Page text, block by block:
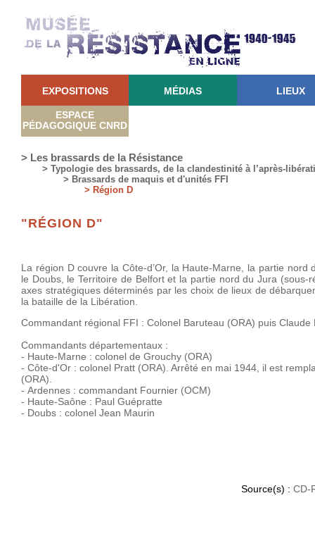
EXPOSITIONS MÉDIAS LIEUX
ESPACE
PÉDAGOGIQUE CNRD
> Les brassards de la Résistance
> Typologie des brassards, de la clandestinité à l’après-
> Brassards de maquis et d'unités FFI
> Région D
"RÉGION D"
La région D couvre la Côte-d’Or, la Haute-Marne, la partie
le Doubs, le Territoire de Belfort et la partie nord du Jura
axes stratégiques déterminés par les choix de lieux de
la bataille de la Libération.
Commandant régional FFI : Colonel Baruteau (ORA) puis
Commandants départementaux :
- Haute-Marne : colonel de Grouchy (ORA)
- Côte-d'Or : colonel Pratt (ORA). Arrêté en mai 1944, il est
(ORA).
- Ardennes : commandant Fournier (OCM)
- Haute-Saône : Paul Guépratte
- Doubs : colonel Jean Maurin
Source(s) : CD-